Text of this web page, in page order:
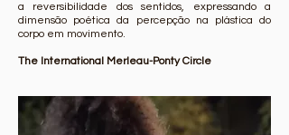
a reversibilidade dos sentidos, expressando a
dimensão poética da percepção na plástica do
corpo em movimento.
The International Merleau-Ponty Circle